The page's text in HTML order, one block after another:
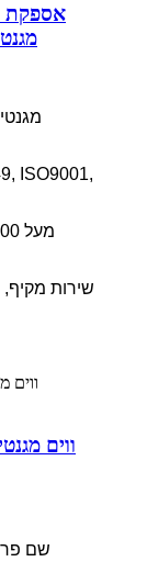
אספקת
ווים
1. שם